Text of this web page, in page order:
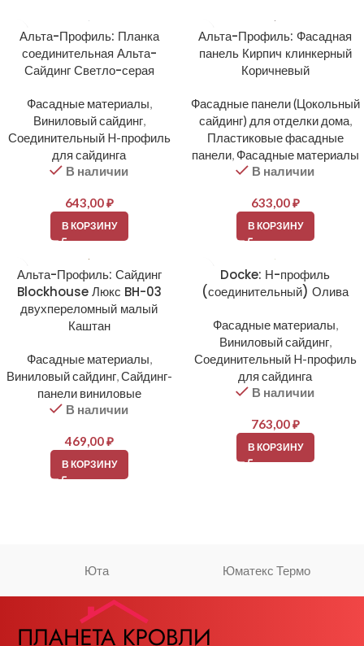
Альта-Профиль: Планка
соединительная Альта-
Сайдинг Светло-серая
Фасадные материалы,
Виниловый сайдинг,
Соединительный H-профиль
для сайдинга
В наличии
643,00₽
В КОРЗИНУ
Альта-Профиль: Фасадная
панель Кирпич клинкерный
Коричневый
Фасадные панели (Цокольный
сайдинг) для отделки дома,
Пластиковые фасадные
панели, Фасадные материалы
В наличии
633,00₽
В КОРЗИНУ
Альта-Профиль: Сайдинг
Blockhouse Люкс BH-03
двухпереломный малый
Каштан
Фасадные материалы,
Виниловый сайдинг,Сайдинг-
панели виниловые
В наличии
469,00₽
В КОРЗИНУ
Docke: Н-профиль
(соединительный) Олива
Фасадные материалы,
Виниловый сайдинг,
Соединительный H-профиль
для сайдинга
В наличии
763,00₽
В КОРЗИНУ
Юта Юматекс Термо